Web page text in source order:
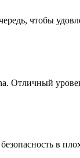
чтобы
Отличный
в